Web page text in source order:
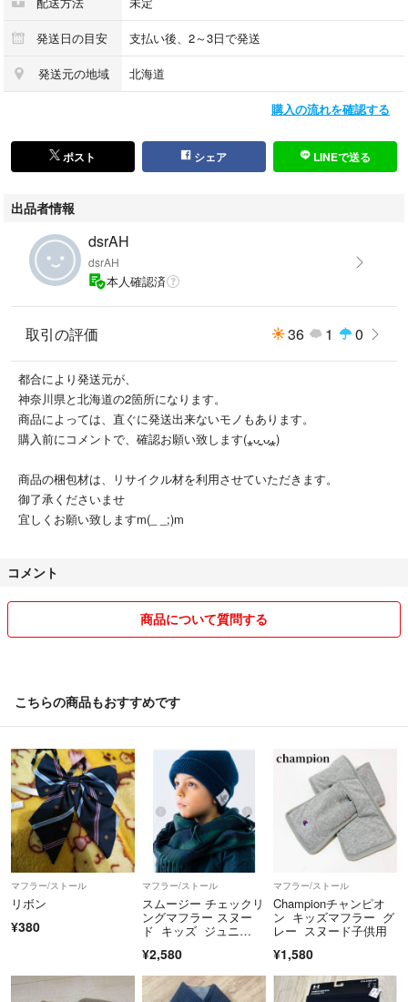
発送日の目安 支払い後、2～3日で発送
発送元の地域 北海道
購入の流れを確認する
ポスト シェア LINEで送る
出品者情報
dsrAH
dsrAH
本人確認済
取引の評価 36 1 0
都合により発送元が、
神奈川県と北海道の2箇所になります。
商品によっては、直ぐに発送出来ないモノもあります。
購入前にコメントで、確認お願い致します(⁎ᴗ͈ˬᴗ͈⁎)
商品の梱包材は、リサイクル材を利用させていただきます。
御了承くださいませ
宜しくお願い致しますm(_ _;)m
コメント
商品について質問する
こちらの商品もおすすめです
マフラー/ストール
リボン
¥380
マフラー/ストール
スムージー チェックリ
ングマフラー スヌー
ド キッズ ジュニ
¥2,580
マフラー/ストール
Championチャンピオ
ン キッズマフラー グ
レー スヌード子供用
¥1,580